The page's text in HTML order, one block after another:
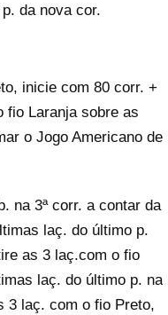
da nova cor.
inicie com 80 corr. +
fio Laranja sobre as
o Jogo Americano de
na 3ª corr. a contar da
laç. do último p.
as 3 laç.com o fio
laç. do último p. na
3 laç. com o fio Preto,